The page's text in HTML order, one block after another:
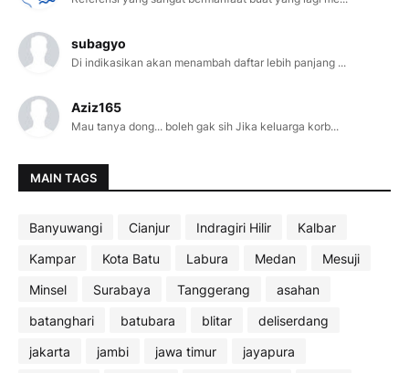
subagyo
Di indikasikan akan menambah daftar lebih panjang ...
Aziz165
Mau tanya dong... boleh gak sih Jika keluarga korb...
MAIN TAGS
Banyuwangi Cianjur Indragiri Hilir
Kalbar
Kampar
Kota Batu Labura Medan
Mesuji
Minsel
Surabaya Tanggerang
asahan
batanghari
batubara blitar
deliserdang
jakarta
jambi jawa timur
jayapura